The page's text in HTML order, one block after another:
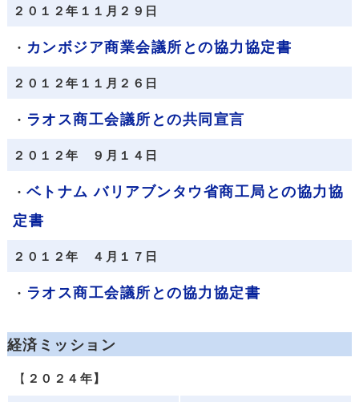
２０１２年１１月２９日
・ カンボジア商業会議所との協力協定書
２０１２年１１月２６日
・ ラオス商工会議所との共同宣言
２０１２年 ９月１４日
・ ベトナム バリアブンタウ省商工局との協力協
定書
２０１２年 ４月１７日
・ ラオス商工会議所との協力協定書
経済ミッション
【 ２０２４年】